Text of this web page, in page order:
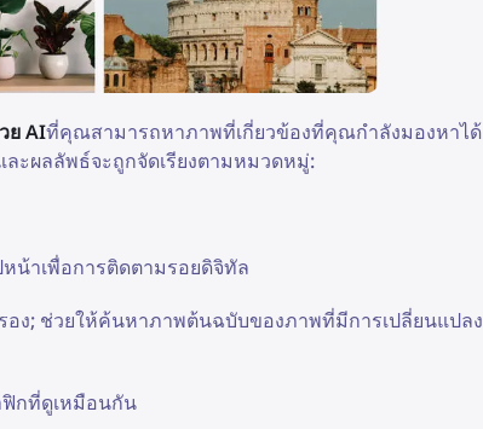
ย AIที่คุณสามารถหาภาพที่เกี่ยวข้องที่คุณกำลังมองหาได้
ะผลลัพธ์จะถูกจัดเรียงตามหมวดหมู่:
น้าเพื่อการติดตามรอยดิจิทัล
ง; ช่วยให้ค้นหาภาพต้นฉบับของภาพที่มีการเปลี่ยนแปลง
กที่ดูเหมือนกัน